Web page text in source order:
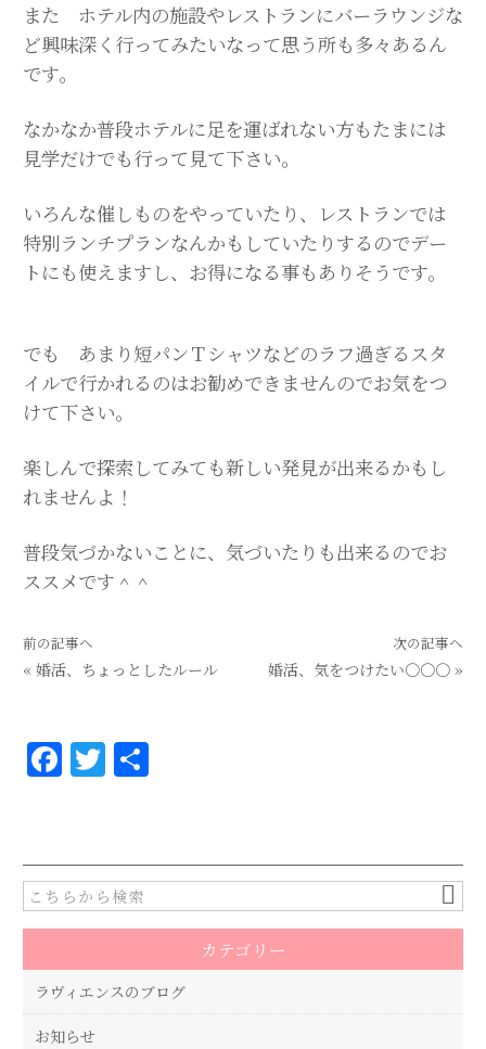
また ホテル内の施設やレストランにバーラウンジな
ど興味深く行ってみたいなって思う所も多々あるん
です。
なかなか普段ホテルに足を運ばれない方もたまには
見学だけでも行って見て下さい。
いろんな催しものをやっていたり、レストランでは
特別ランチプランなんかもしていたりするのでデー
トにも使えますし、お得になる事もありそうです。
でも あまり短パンＴシャツなどのラフ過ぎるスタ
イルで行かれるのはお勧めできませんのでお気をつ
けて下さい。
楽しんで探索してみても新しい発見が出来るかもし
れませんよ！
普段気づかないことに、気づいたりも出来るのでお
ススメです＾＾
前の記事へ
« 婚活、ちょっとしたルール
次の記事へ
婚活、気をつけたい〇〇〇 »
F
a
e
b
o
o
k
T
w
te
r
カテゴリー
ラヴィエンスのブログ
お知らせ